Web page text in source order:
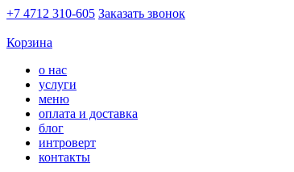
+7 4712 310-605 Заказать звонок
Корзина
о нас
услуги
меню
оплата и доставка
блог
интроверт
контакты